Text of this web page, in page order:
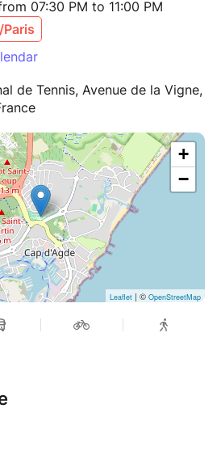
07:30 PM to 11:00 PM
de Tennis, Avenue de la Vigne,
+
−
Leaflet | © OpenStreetMap